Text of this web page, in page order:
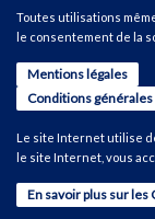
Toutes utilisations
le consentement de la
Mentions légales
Conditions
Le site Internet utilise
le site Internet, vous
En savoir plus sur les